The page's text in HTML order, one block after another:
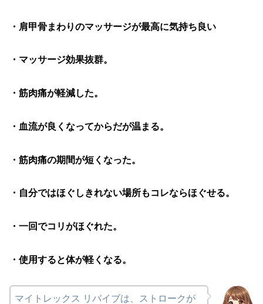
・肩甲骨まわりのマッサージが最高に気持ち良い
・マッサージ効果抜群。
・筋肉痛が軽減した。
・血流が良くなってからだが温まる。
・筋肉痛の期間が短くなった。
・自分ではほぐしきれない場所もコレならほぐせる。
・一回でコリがほぐれた。
・使用すると体が軽くなる。
マイトレックス リバイブは、ストロークが